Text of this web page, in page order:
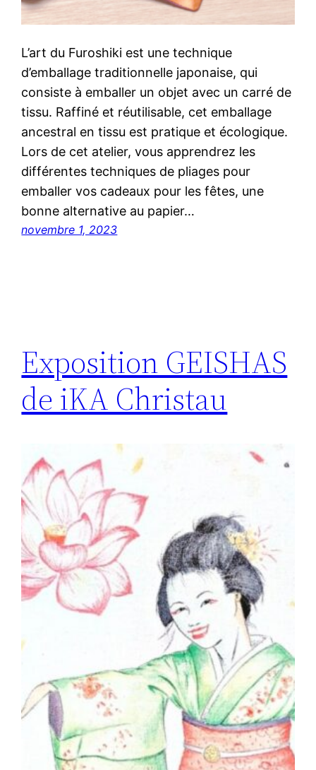
L’art du Furoshiki est une technique
d’emballage traditionnelle japonaise, qui
consiste à emballer un objet avec un carré de
tissu. Raffiné et réutilisable, cet emballage
ancestral en tissu est pratique et écologique.
Lors de cet atelier, vous apprendrez les
différentes techniques de pliages pour
emballer vos cadeaux pour les fêtes, une
bonne alternative au papier…
novembre 1, 2023
Exposition GEISHAS
de iKA Christau